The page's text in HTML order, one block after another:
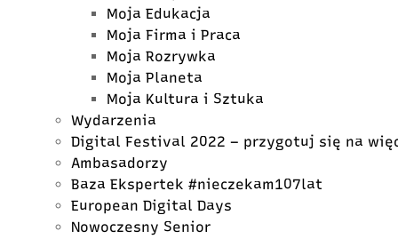
Moja Edukacja
Moja Firma i Praca
Moja Rozrywka
Moja Planeta
Moja Kultura i Sztuka
Wydarzenia
Digital Festival 2022 – przygotuj się na
Ambasadorzy
Baza Ekspertek #nieczekam107lat
European Digital Days
Nowoczesny Senior